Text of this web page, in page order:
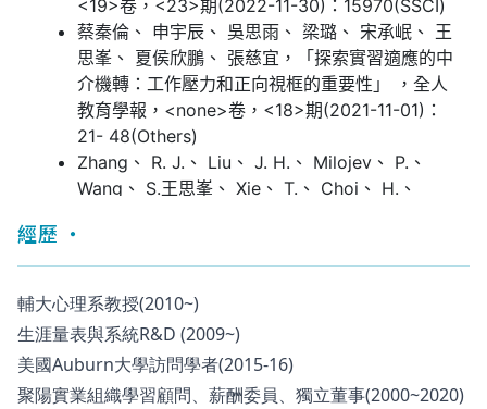
經歷
輔大心理系教授(2010~)
生涯量表與系統R&D (2009~)
美國Auburn大學訪問學者(2015-16)
聚陽實業組織學習顧問、薪酬委員、獨立董事(2000~2020)